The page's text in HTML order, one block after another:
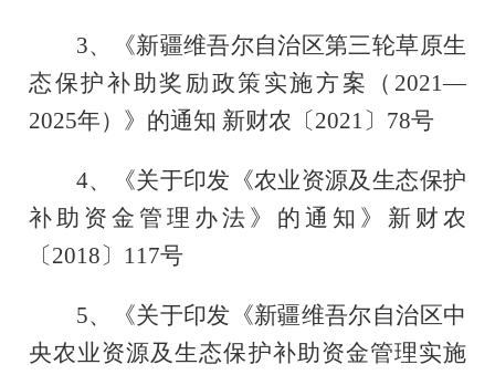
3、《新疆维吾尔自治区第三轮草原生
态保护补助奖励政策实施方案（2021—
2025年）》的通知 新财农〔2021〕78号
4、《关于印发《农业资源及生态保护
补助资金管理办法》的通知》新财农
〔2018〕117号
5、《关于印发《新疆维吾尔自治区中
央农业资源及生态保护补助资金管理实施